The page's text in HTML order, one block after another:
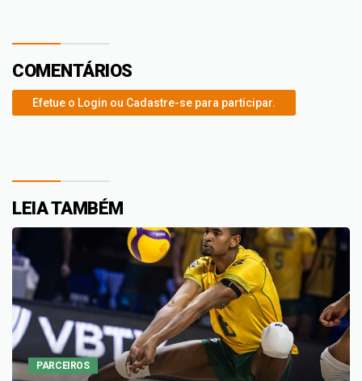
COMENTÁRIOS
Efetue o Login ou Cadastre-se para participar.
LEIA TAMBÉM
PARCEIROS